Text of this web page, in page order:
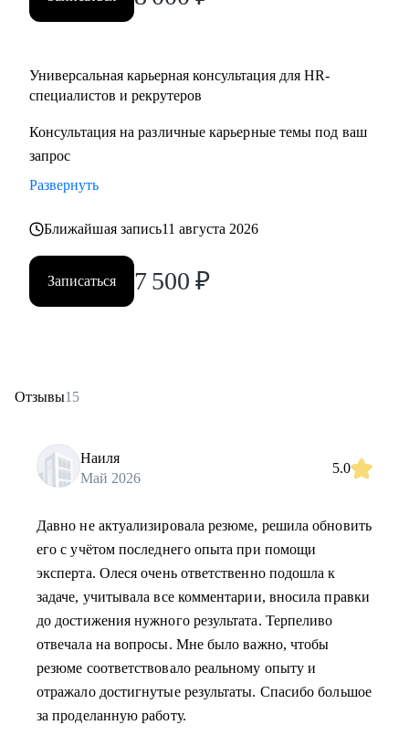
Partner;
Универсальная карьерная консультация для HR-
специалистов и рекрутеров
Консультация на различные карьерные темы под ваш
запрос
Развернуть
Ближайшая запись11 августа 2026
Записаться 7 500 ₽
Отзывы15
Наиля
Май 2026
5.0
Давно не актуализировала резюме, решила обновить
его с учётом последнего опыта при помощи
эксперта. Олеся очень ответственно подошла к
задаче, учитывала все комментарии, вносила правки
до достижения нужного результата. Терпеливо
отвечала на вопросы. Мне было важно, чтобы
резюме соответствовало реальному опыту и
отражало достигнутые результаты. Спасибо большое
за проделанную работу.